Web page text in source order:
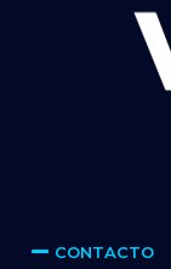
CONTACTO